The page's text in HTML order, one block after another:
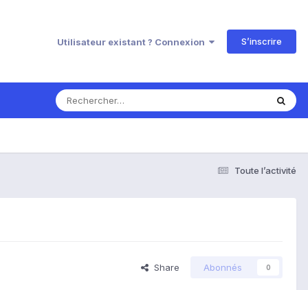
Utilisateur existant ? Connexion S’inscrire
Toute l’activité
Share Abonnés 0